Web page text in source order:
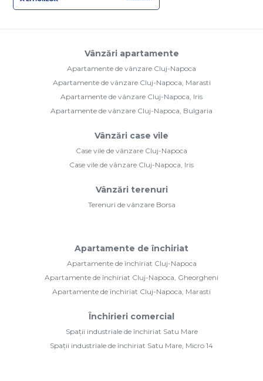
Vânzări apartamente
Apartamente de vânzare Cluj-Napoca
Apartamente de vânzare Cluj-Napoca, Marasti
Apartamente de vânzare Cluj-Napoca, Iris
Apartamente de vânzare Cluj-Napoca, Bulgaria
Vânzări case vile
Case vile de vânzare Cluj-Napoca
Case vile de vânzare Cluj-Napoca, Iris
Vânzări terenuri
Terenuri de vânzare Borsa
Apartamente de închiriat
Apartamente de închiriat Cluj-Napoca
Apartamente de închiriat Cluj-Napoca, Gheorgheni
Apartamente de închiriat Cluj-Napoca, Marasti
Închirieri comercial
Spații industriale de închiriat Satu Mare
Spații industriale de închiriat Satu Mare, Micro 14